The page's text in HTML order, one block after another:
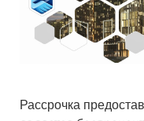
Рассрочка